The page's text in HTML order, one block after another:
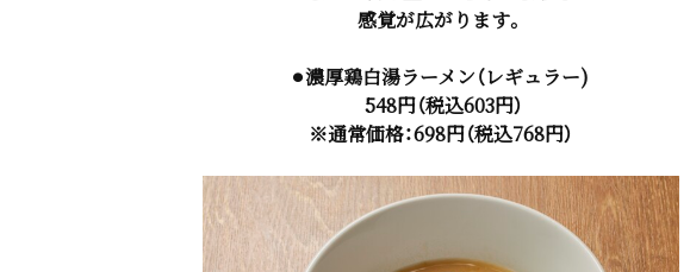
感覚が広がります。
⚫︎濃厚鶏白湯ラーメン（レギュラー)
548円（税込603円）
※通常価格：698円（税込768円）